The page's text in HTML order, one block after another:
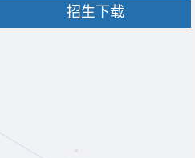
招生下载